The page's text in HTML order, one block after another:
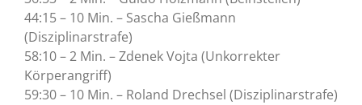
44:15 – 10 Min. – Sascha Gießmann
(Disziplinarstrafe)
58:10 – 2 Min. – Zdenek Vojta (Unkorrekter
Körperangriff)
59:30 – 10 Min. – Roland Drechsel (Disziplinarstrafe)